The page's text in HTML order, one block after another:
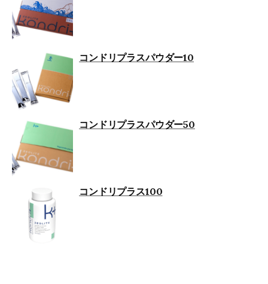
コンドリプラスパウダー10
コンドリプラスパウダー50
コンドリプラス100